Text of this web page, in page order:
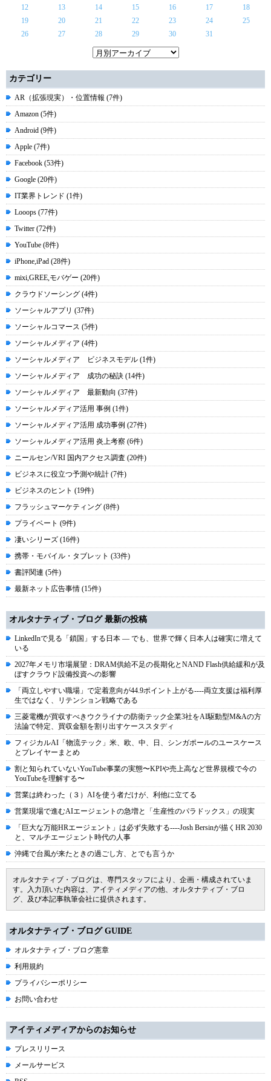
12
13 14 15 16 17
18
19
20 21 22 23 24
25
26
27 28 29 30 31
カテゴリー
AR（拡張現実）・位置情報 (7件)
Amazon (5件)
Android (9件)
Apple (7件)
Facebook (53件)
Google (20件)
IT業界トレンド (1件)
Looops (77件)
Twitter (72件)
YouTube (8件)
iPhone,iPad (28件)
mixi,GREE,モバゲー (20件)
クラウドソーシング (4件)
ソーシャルアプリ (37件)
ソーシャルコマース (5件)
ソーシャルメディア (4件)
ソーシャルメディア ビジネスモデル (1件)
ソーシャルメディア 成功の秘訣 (14件)
ソーシャルメディア 最新動向 (37件)
ソーシャルメディア活用 事例 (1件)
ソーシャルメディア活用 成功事例 (27件)
ソーシャルメディア活用 炎上考察 (6件)
ニールセン/VRI 国内アクセス調査 (20件)
ビジネスに役立つ予測や統計 (7件)
ビジネスのヒント (19件)
フラッシュマーケティング (8件)
プライベート (9件)
凄いシリーズ (16件)
携帯・モバイル・タブレット (33件)
書評関連 (5件)
最新ネット広告事情 (15件)
オルタナティブ・ブログ 最新の投稿
LinkedInで見る「鎖国」する日本 ― でも、世界で輝く日本人は確実に増えて
いる
2027年メモリ市場展望：DRAM供給不足の長期化とNAND Flash供給緩和が及
ぼすクラウド設備投資への影響
「両立しやすい職場」で定着意向が44.9ポイント上がる----両立支援は福利厚
生ではなく、リテンション戦略である
三菱電機が買収すべきウクライナの防衛テック企業3社をAI駆動型M&Aの方
法論で特定、買収金額を割り出すケーススタディ
フィジカルAI「物流テック」米、欧、中、日、シンガポールのユースケース
とプレイヤーまとめ
割と知られていないYouTube事業の実態〜KPIや売上高など世界規模で今の
YouTubeを理解する〜
営業は終わった（３）AIを使う者だけが、利他に立てる
営業現場で進むAIエージェントの急増と「生産性のパラドックス」の現実
「巨大な万能HRエージェント」は必ず失敗する----Josh Bersinが描くHR 2030
と、マルチエージェント時代の人事
沖縄で台風が来たときの過ごし方、とでも言うか
オルタナティブ・ブログは、専門スタッフにより、企画・構成されていま
す。入力頂いた内容は、アイティメディアの他、オルタナティブ・ブロ
グ、及び本記事執筆会社に提供されます。
オルタナティブ・ブログ GUIDE
オルタナティブ・ブログ憲章
利用規約
プライバシーポリシー
お問い合わせ
アイティメディアからのお知らせ
プレスリリース
メールサービス